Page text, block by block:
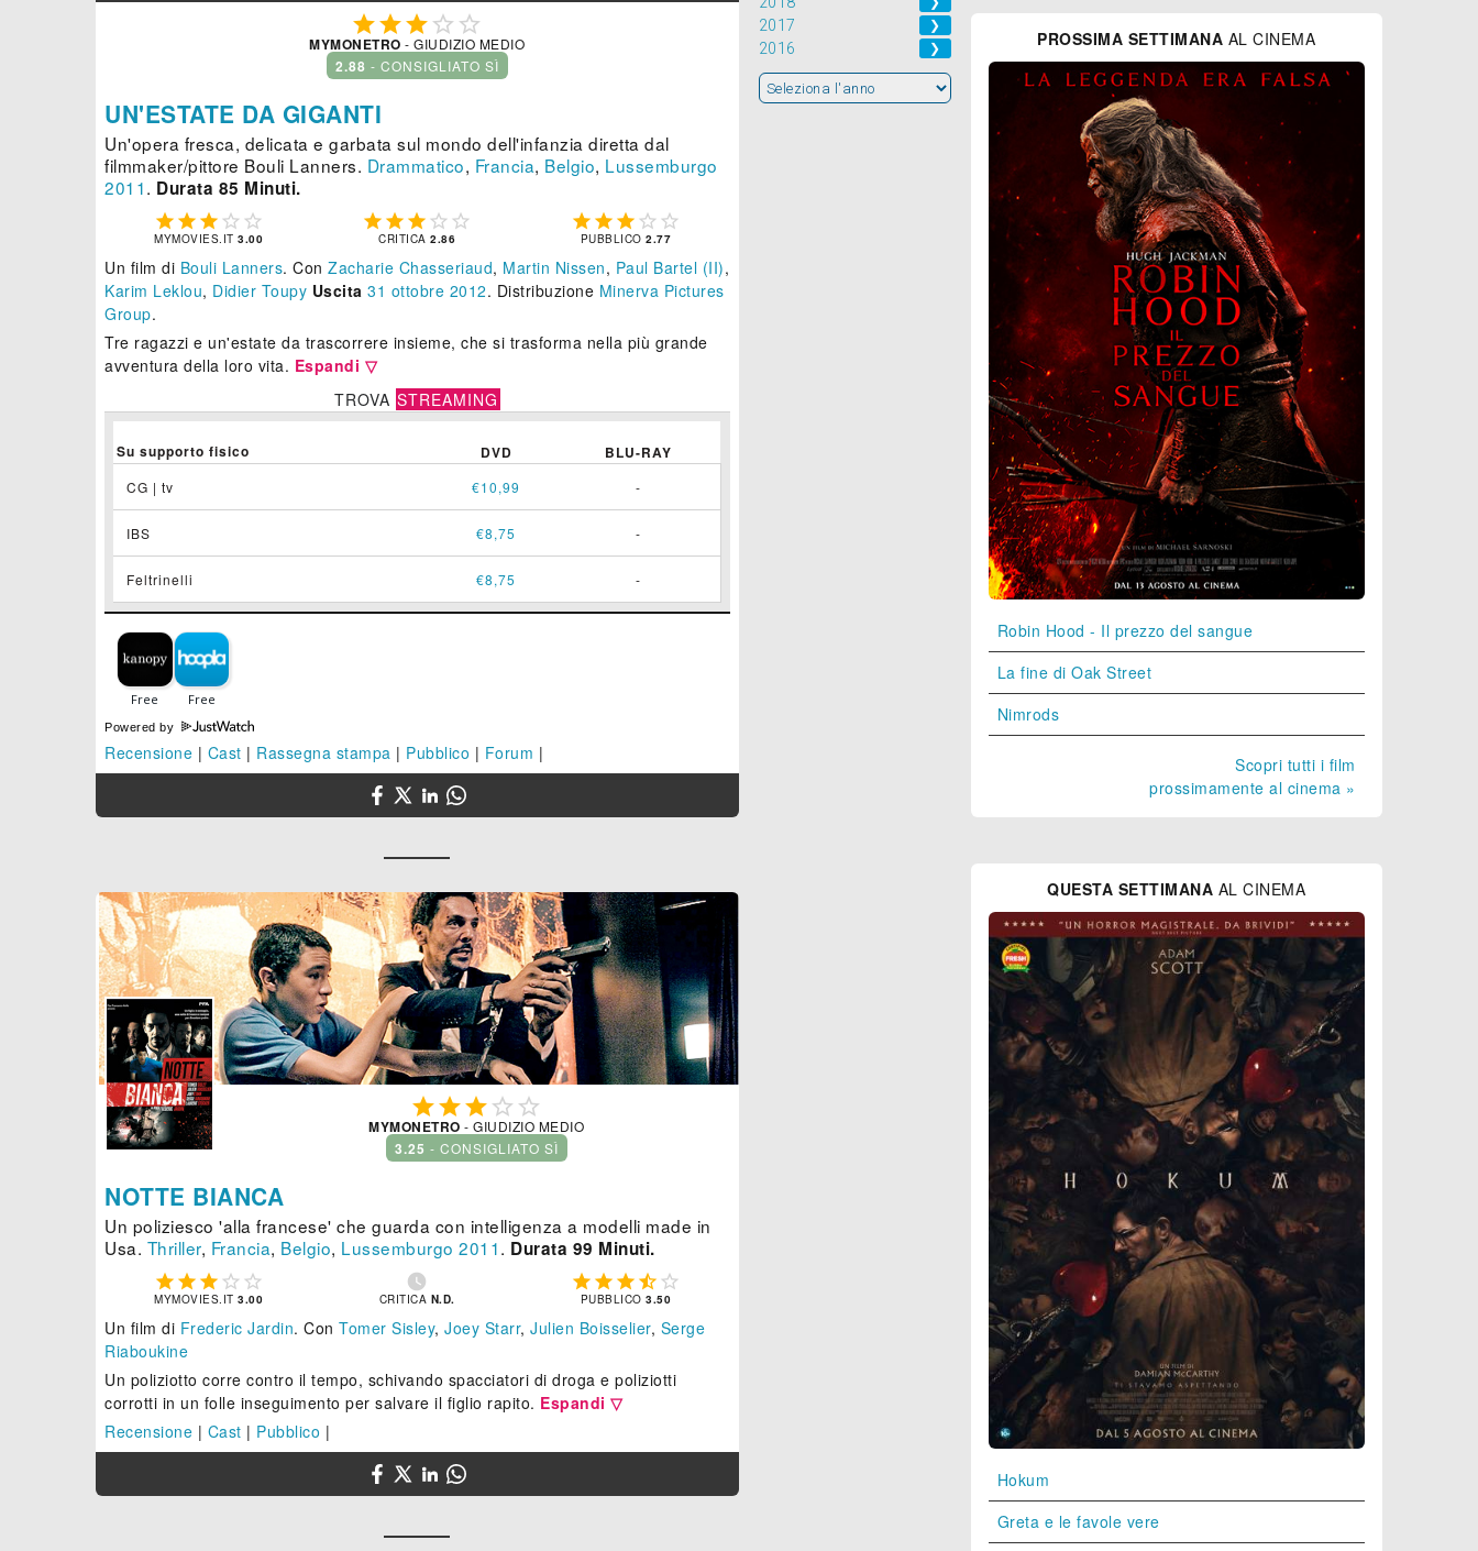
  
MYMONETRO - GIUDIZIO MEDIO
2.88 - CONSIGLIATO SÌ
UN'ESTATE DA GIGANTI
Un'opera fresca, delicata e garbata sul mondo dell'infanzia diretta dal
filmmaker/pittore Bouli Lanners. Drammatico, Francia, Belgio, Lussemburgo
2011. Durata 85 Minuti.
    
MYMOVIES.IT3.00
    
CRITICA2.86
    
PUBBLICO2.77
Un film di Bouli Lanners. Con Zacharie Chasseriaud, Martin Nissen, Paul Bartel (II),
Karim Leklou, Didier Toupy Uscita 31 ottobre 2012. Distribuzione Minerva Pictures
Group.
Tre ragazzi e un'estate da trascorrere insieme, che si trasforma nella più grande
avventura della loro vita. Espandi ▽
TROVA STREAMING
Su supporto fisico DVD BLU-RAY
CG | tv €10,99 -
IBS €8,75 -
Feltrinelli €8,75 -
Powered by
Recensione | Cast | Rassegna stampa | Pubblico | Forum |
  
MYMONETRO - GIUDIZIO MEDIO
3.25 - CONSIGLIATO SÌ
NOTTE BIANCA
Un poliziesco 'alla francese' che guarda con intelligenza a modelli made in
Usa. Thriller, Francia, Belgio, Lussemburgo 2011. Durata 99 Minuti.
    
MYMOVIES.IT3.00

CRITICA N.D.
    
PUBBLICO3.50
Un film di Frederic Jardin. Con Tomer Sisley, Joey Starr, Julien Boisselier, Serge
Riaboukine
Un poliziotto corre contro il tempo, schivando spacciatori di droga e poliziotti
corrotti in un folle inseguimento per salvare il figlio rapito. Espandi ▽
Recensione | Cast | Pubblico |
2017 ❯
2016 ❯ PROSSIMA SETTIMANA AL CINEMA
Robin Hood - Il prezzo del sangue
La fine di Oak Street
Nimrods
Scopri tutti i film
prossimamente al cinema »
QUESTA SETTIMANA AL CINEMA
Hokum
Greta e le favole vere